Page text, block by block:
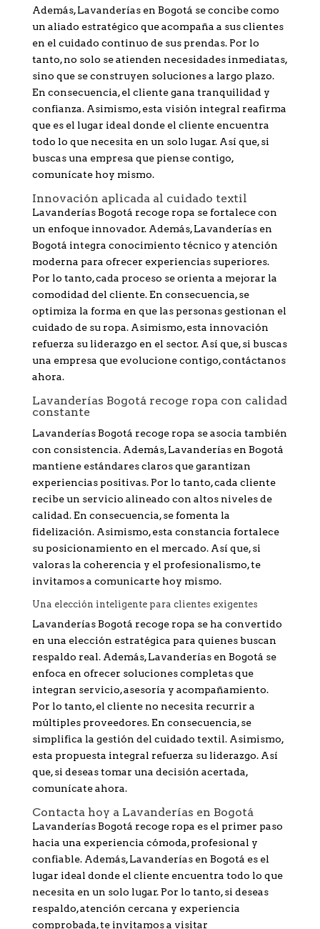
Además, Lavanderías en Bogotá se concibe como
un aliado estratégico que acompaña a sus clientes
en el cuidado continuo de sus prendas. Por lo
tanto, no solo se atienden necesidades inmediatas,
sino que se construyen soluciones a largo plazo.
En consecuencia, el cliente gana tranquilidad y
confianza. Asimismo, esta visión integral reafirma
que es el lugar ideal donde el cliente encuentra
todo lo que necesita en un solo lugar. Así que, si
buscas una empresa que piense contigo,
comunícate hoy mismo.
Innovación aplicada al cuidado textil
Lavanderías Bogotá recoge ropa se fortalece con
un enfoque innovador. Además, Lavanderías en
Bogotá integra conocimiento técnico y atención
moderna para ofrecer experiencias superiores.
Por lo tanto, cada proceso se orienta a mejorar la
comodidad del cliente. En consecuencia, se
optimiza la forma en que las personas gestionan el
cuidado de su ropa. Asimismo, esta innovación
refuerza su liderazgo en el sector. Así que, si buscas
una empresa que evolucione contigo, contáctanos
ahora.
Lavanderías Bogotá recoge ropa con calidad
constante
Lavanderías Bogotá recoge ropa se asocia también
con consistencia. Además, Lavanderías en Bogotá
mantiene estándares claros que garantizan
experiencias positivas. Por lo tanto, cada cliente
recibe un servicio alineado con altos niveles de
calidad. En consecuencia, se fomenta la
fidelización. Asimismo, esta constancia fortalece
su posicionamiento en el mercado. Así que, si
valoras la coherencia y el profesionalismo, te
invitamos a comunicarte hoy mismo.
Una elección inteligente para clientes exigentes
Lavanderías Bogotá recoge ropa se ha convertido
en una elección estratégica para quienes buscan
respaldo real. Además, Lavanderías en Bogotá se
enfoca en ofrecer soluciones completas que
integran servicio, asesoría y acompañamiento.
Por lo tanto, el cliente no necesita recurrir a
múltiples proveedores. En consecuencia, se
simplifica la gestión del cuidado textil. Asimismo,
esta propuesta integral refuerza su liderazgo. Así
que, si deseas tomar una decisión acertada,
comunícate ahora.
Contacta hoy a Lavanderías en Bogotá
Lavanderías Bogotá recoge ropa es el primer paso
hacia una experiencia cómoda, profesional y
confiable. Además, Lavanderías en Bogotá es el
lugar ideal donde el cliente encuentra todo lo que
necesita en un solo lugar. Por lo tanto, si deseas
respaldo, atención cercana y experiencia
comprobada, te invitamos a visitar